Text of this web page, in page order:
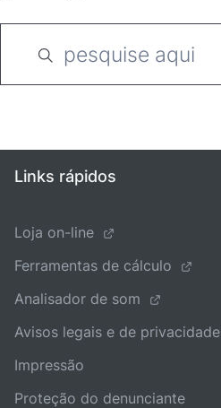
Links rápidos
Loja on-line
Ferramentas de cálculo
Analisador de som
Avisos legais e de privacidade
Impressão
Proteção do denunciante